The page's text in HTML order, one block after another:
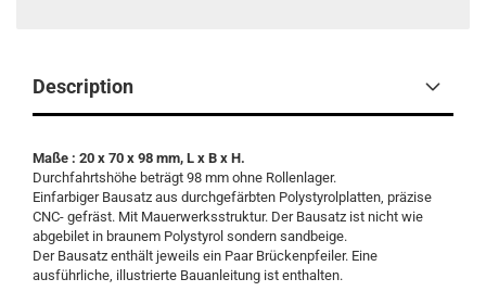
Description
Maße : 20 x 70 x 98 mm, L x B x H.
Durchfahrtshöhe beträgt 98 mm ohne Rollenlager.
Einfarbiger Bausatz aus durchgefärbten Polystyrolplatten, präzise
CNC- gefräst. Mit Mauerwerksstruktur. Der Bausatz ist nicht wie
abgebilet in braunem Polystyrol sondern sandbeige.
Der Bausatz enthält jeweils ein Paar Brückenpfeiler. Eine
ausführliche, illustrierte Bauanleitung ist enthalten.